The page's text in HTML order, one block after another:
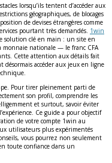
lorsqu’ils tentent d’accéder aux
géographiques, de blocages
de devises étrangères comme
pourtant très demandés. 1win
solution clé en main : un site en
monnaie nationale — le franc CFA
Cette attention aux détails fait
accéder aux jeux en ligne
Pour tirer pleinement parti de
son profil, comprendre les
et surtout, savoir éviter
Ce guide a pour objectif
de votre compte 1win au
utilisateurs plus expérimentés
vous pourrez non seulement
toute confiance dans un